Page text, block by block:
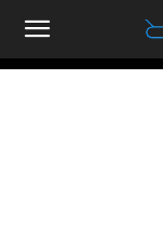
RallyandRaces.com